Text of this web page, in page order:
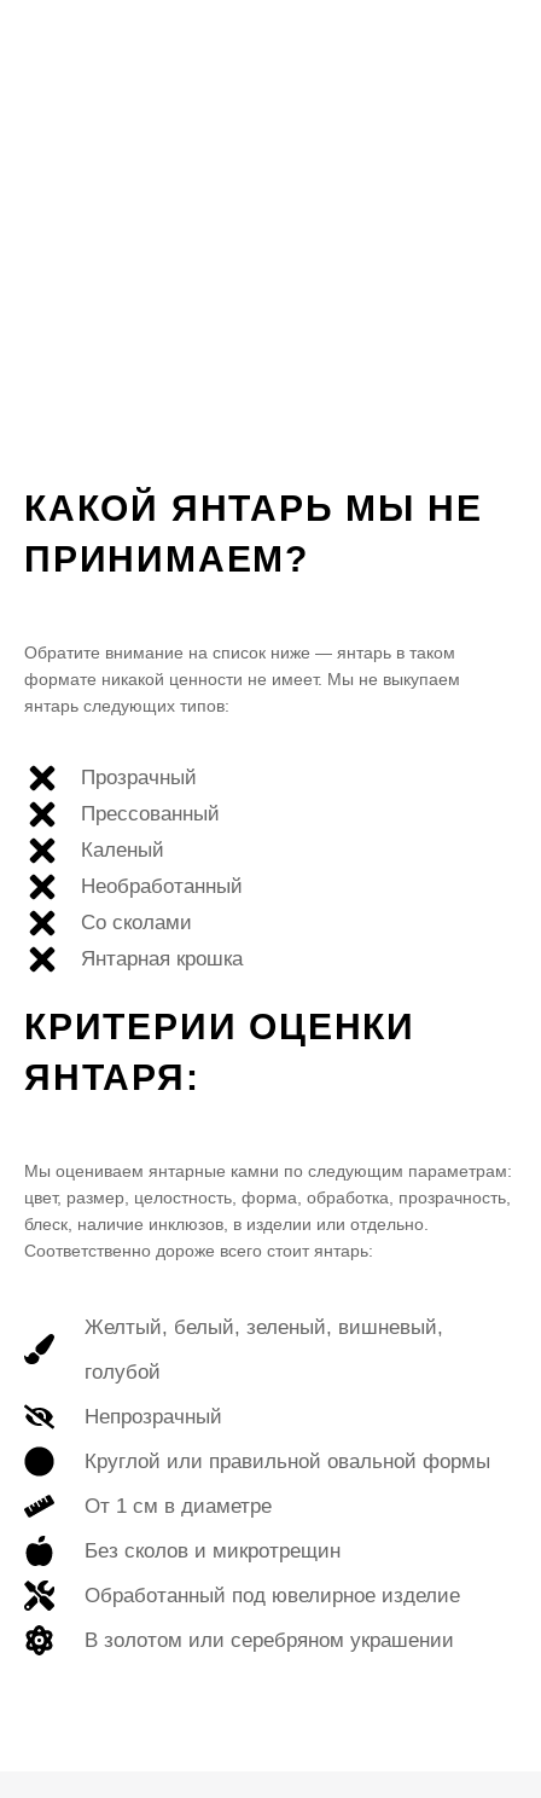
КАКОЙ ЯНТАРЬ МЫ НЕ
ПРИНИМАЕМ?
Обратите внимание на список ниже — янтарь в таком
формате никакой ценности не имеет. Мы не выкупаем
янтарь следующих типов:
Прозрачный
Прессованный
Каленый
Необработанный
Со сколами
Янтарная крошка
КРИТЕРИИ ОЦЕНКИ
ЯНТАРЯ:
Мы оцениваем янтарные камни по следующим параметрам:
цвет, размер, целостность, форма, обработка, прозрачность,
блеск, наличие инклюзов, в изделии или отдельно.
Соответственно дороже всего стоит янтарь:
Желтый, белый, зеленый, вишневый,
голубой
Непрозрачный
Круглой или правильной овальной формы
От 1 см в диаметре
Без сколов и микротрещин
Обработанный под ювелирное изделие
В золотом или серебряном украшении